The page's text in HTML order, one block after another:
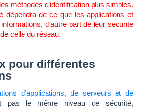
méthodes d’identification plus simples.
dépendra de ce que les applications et
d’autre part de leur sécurité
celle du réseau.
pour différentes
d’applications, de serveurs et de
pas le même niveau de sécurité,